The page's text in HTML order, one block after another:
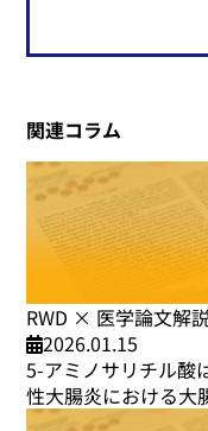
関連コラム
RWD × 医学論文解
2026.01.15
5-アミノサリチル酸
性大腸炎における大